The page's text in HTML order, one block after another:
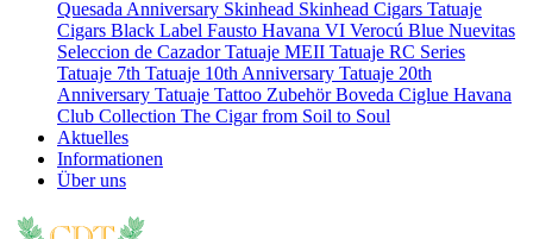
Quesada Anniversary Skinhead Skinhead Cigars Tatuaje
Cigars Black Label Fausto Havana VI Verocú Blue Nuevitas
Seleccion de CazadorTatuaje MEII Tatuaje RC Series
Tatuaje 7th Tatuaje 10th Anniversary Tatuaje 20th
Anniversary Tatuaje Tattoo ZubehörBoveda Ciglue Havana
Club Collection The Cigar from Soil to Soul
Aktuelles
Informationen
Über uns